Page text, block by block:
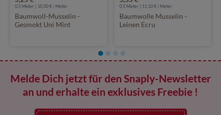
0,5 Meter | 10,50 € / Meter
Baumwoll-Musselin -
Gesmokt Uni Mint
0,5 Meter | 11,10 € / Meter
Baumwolle Musselin -
Leinen Ecru
Melde Dich jetzt für den Snaply-Newsletter
an und erhalte ein exklusives Freebie !